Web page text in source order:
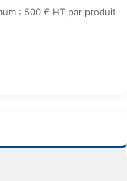
: 500 € HT par produit